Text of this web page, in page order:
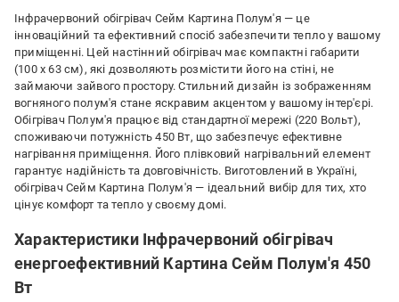
Інфрачервоний обігрівач Сейм Картина Полум'я — це
інноваційний та ефективний спосіб забезпечити тепло у вашому
приміщенні. Цей настінний обігрівач має компактні габарити
(100 х 63 см), які дозволяють розмістити його на стіні, не
займаючи зайвого простору. Стильний дизайн із зображенням
вогняного полум'я стане яскравим акцентом у вашому інтер'єрі.
Обігрівач Полум'я працює від стандартної мережі (220 Вольт),
споживаючи потужність 450 Вт, що забезпечує ефективне
нагрівання приміщення. Його плівковий нагрівальний елемент
гарантує надійність та довговічність. Виготовлений в Україні,
обігрівач Сейм Картина Полум'я — ідеальний вибір для тих, хто
цінує комфорт та тепло у своєму домі.
Характеристики Інфрачервоний обігрівач
енергоефективний Картина Сейм Полум'я 450
Вт